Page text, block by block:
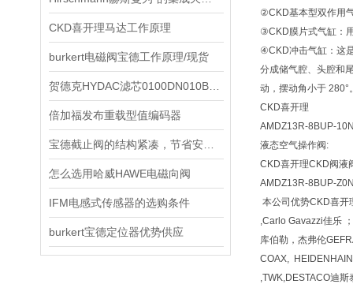
CKD喜开理马达工作原理
burkert电磁阀宝德工作原理/现货
倍加福发布重载型值编码器
怎么选用哈威HAWE电磁向阀
IFM电感式传感器的选购条件
burkert宝德定位器优势供应
②CKD基本型双作用
③CKD膜片式气缸：
④CKD冲击气缸：这
分成储气腔、头腔和
动，摆动角小于
CKD喜开理
AMDZ13R-8BUP-
液态空气操作阀:
CKD喜开理CKD阀液
AMDZ13R-8BUP-
本公司优势CKD喜开
,Carlo Gavazzi佳乐
库伯勒，杰弗伦
COAX,
,TWK,DESTACO迪